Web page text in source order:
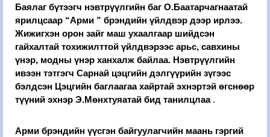
Баялаг бүтээгч нэвтрүүлгийн баг О.Баатарчагнаатай
ярилцсаар “Арми ” брэндийн үйлдвэр дээр ирлээ.
Жижигхэн орон зайг маш ухаалгаар шийдсэн
гайхалтай тохижилттой үйлдвэрээс арьс, савхины
үнэр, модны үнэр ханхалж байлаа. Нэвтрүүлгийн
ивээн тэтгэгч Сарнай цэцгийн дэлгүүрийн зүгээс
бэлдсэн Цэцгийн баглаагаа хайртай эхнэртэй өгснөөр
түүний эхнэр Э.Мөнхтуяатай бид танилцлаа.
Арми брэндийн үүсгэн байгуулагчийн маань гэргий